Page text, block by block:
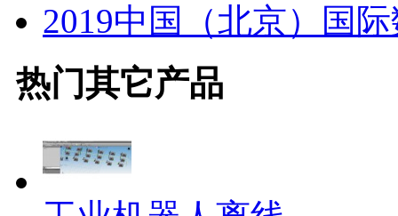
2019中国（北京）国
热门其它产品